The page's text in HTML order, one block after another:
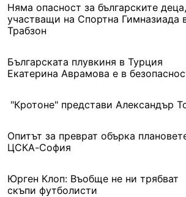
Няма опасност за българските деца,
участващи на Спортна Гимназиада
Трабзон
Българската плувкиня в Турция
Екатерина Аврамова е в
"Кротоне" представи Александър
Опитът за преврат обърка
ЦСКА-София
Юрген Клоп: Въобще не ни трябват
скъпи футболисти